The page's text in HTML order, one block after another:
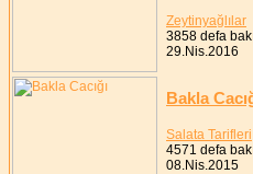
Zeytinyağlılar
3858 defa
29.Nis.2016
Bakla
Salata Tarifleri
4571 defa
08.Nis.2015